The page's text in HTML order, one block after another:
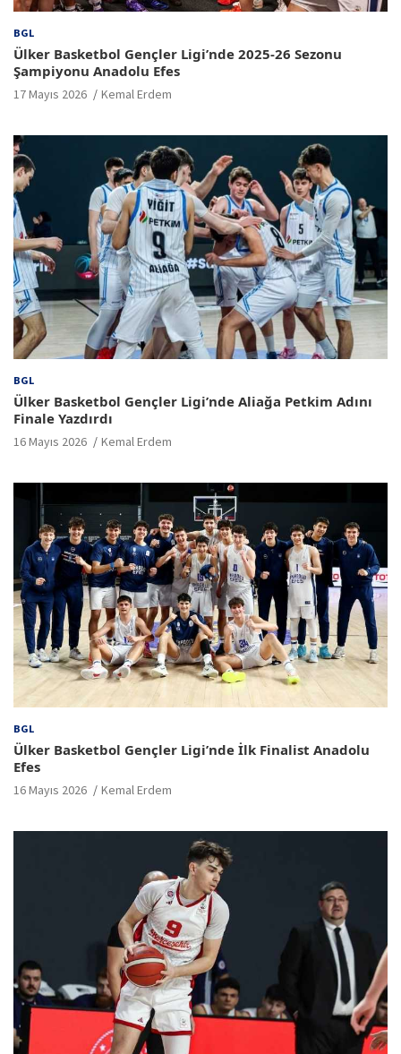
BGL
Ülker Basketbol Gençler Ligi’nde 2025-26 Sezonu
Şampiyonu Anadolu Efes
17 Mayıs 2026 Kemal Erdem
BGL
Ülker Basketbol Gençler Ligi’nde Aliağa Petkim Adını
Finale Yazdırdı
16 Mayıs 2026 Kemal Erdem
BGL
Ülker Basketbol Gençler Ligi’nde İlk Finalist Anadolu
Efes
16 Mayıs 2026 Kemal Erdem